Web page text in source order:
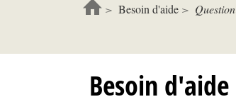
Besoin d'aide Question
Besoin d'aide